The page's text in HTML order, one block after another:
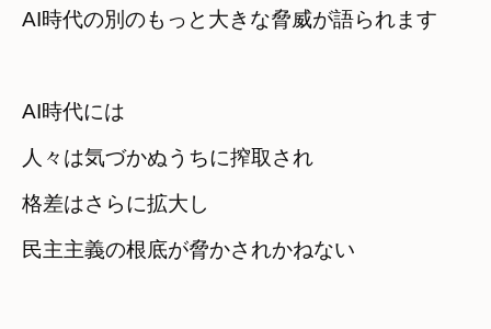
AI時代の別のもっと大きな脅威が語られます
AI時代には
人々は気づかぬうちに搾取され
格差はさらに拡大し
民主主義の根底が脅かされかねない